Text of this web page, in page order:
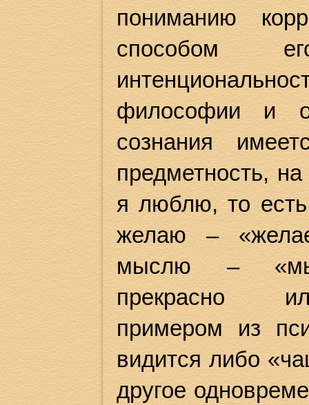
пониманию
способом
философии и
сознания
предметность,
я люблю, то
желаю –
мыслю –
прекрасно
примером из
видится либо
другое